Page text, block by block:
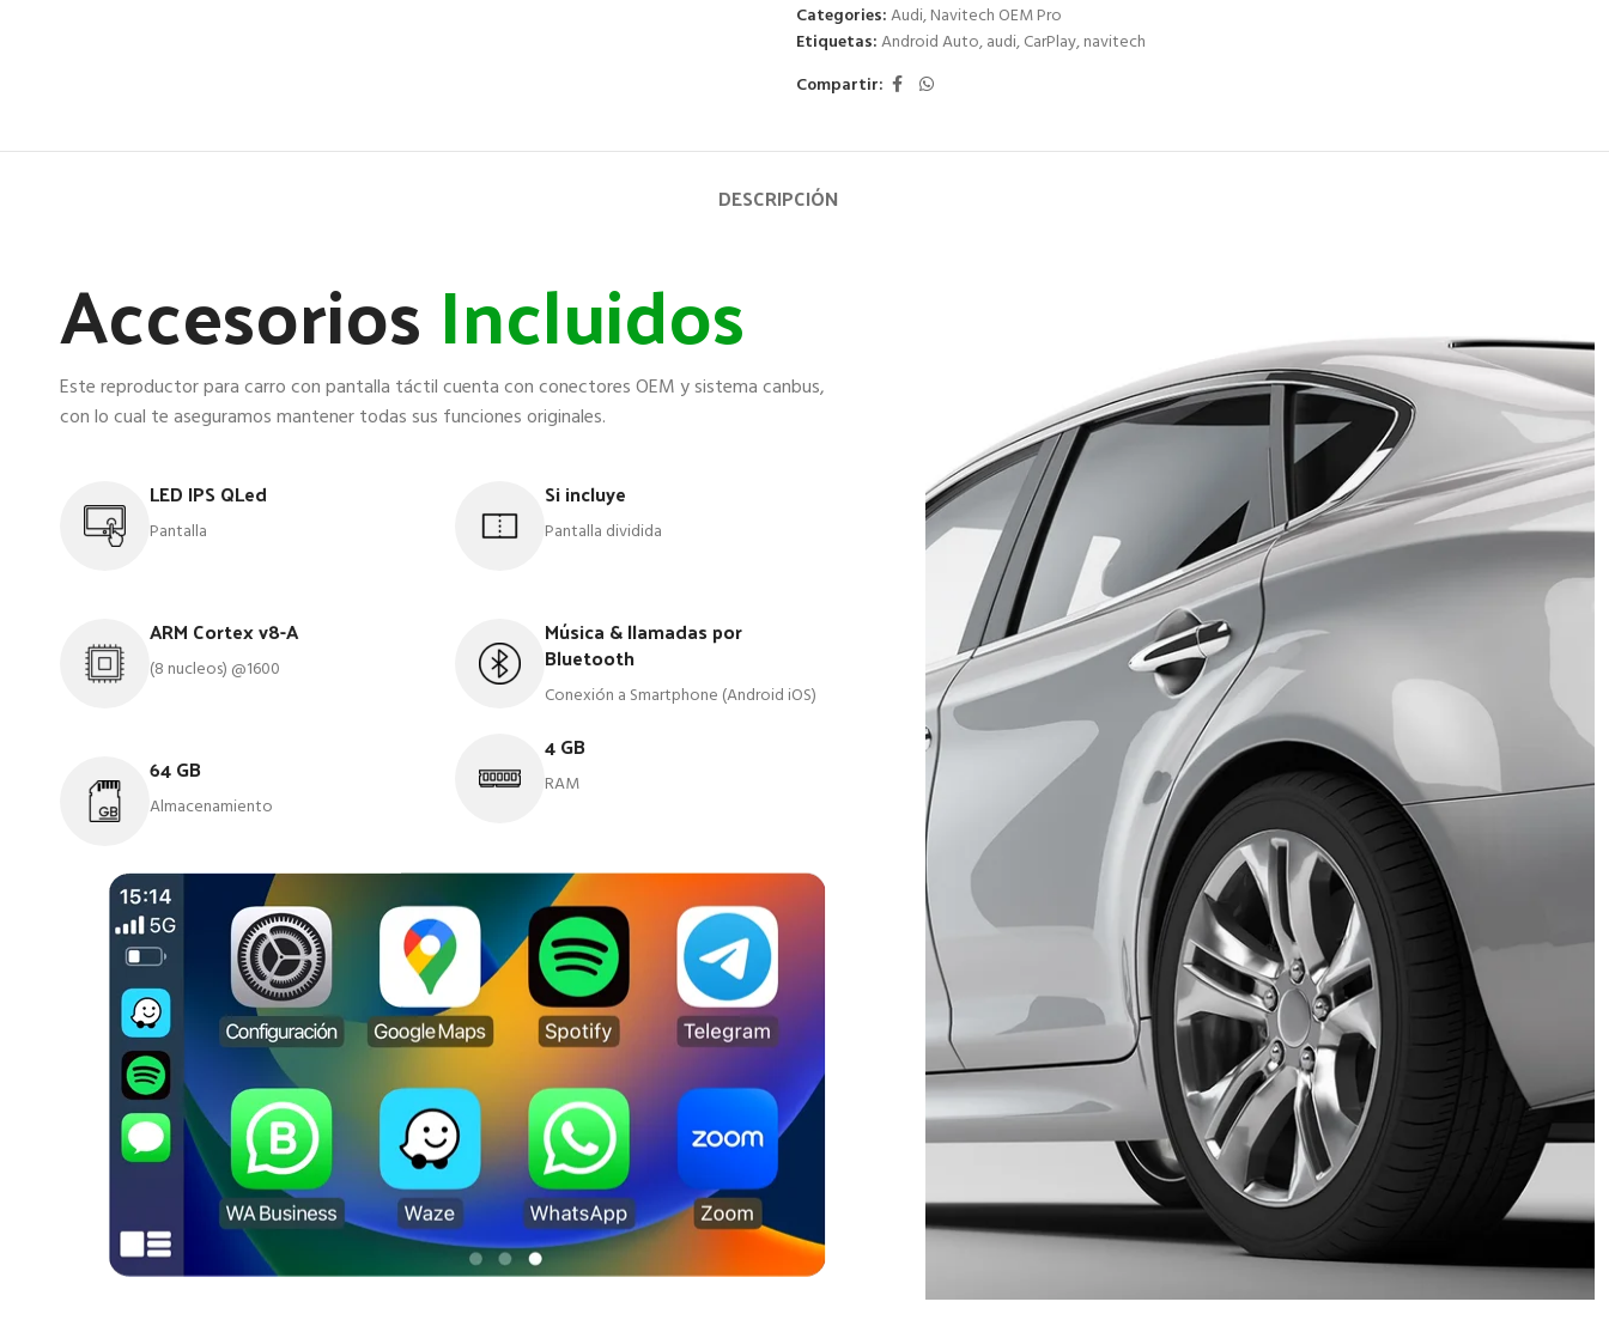
Categories:Audi,Navitech OEM Pro
Etiquetas:Android Auto,audi,CarPlay,navitech
Compartir:
DESCRIPCIÓN
AccesoriosIncluidos
Este reproductor para carro con pantalla táctil cuenta con conectores OEM y sistema canbus,
con lo cual te aseguramos mantener todas sus funciones originales.
LED IPS QLed
Pantalla
ARM Cortex v8-A
(8 nucleos) @1600
64 GB
Almacenamiento
Si incluye
Pantalla dividida
Música & llamadas por
Bluetooth
Conexión a Smartphone (Android iOS)
4 GB
RAM